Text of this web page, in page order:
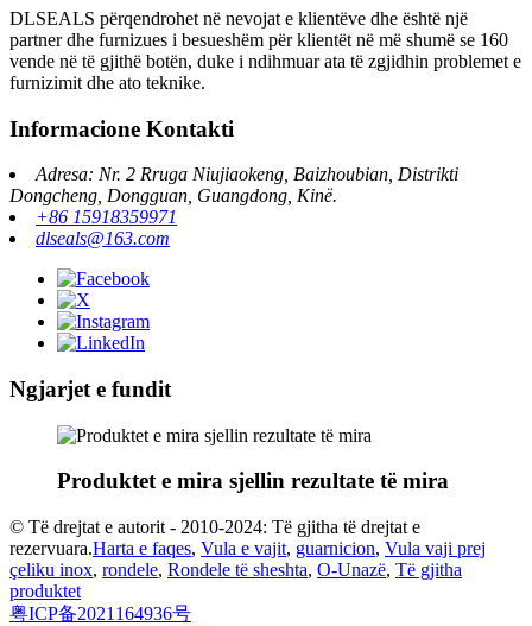
DLSEALS përqendrohet në nevojat e klientëve dhe është një
partner dhe furnizues i besueshëm për klientët në më shumë se 160
vende në të gjithë botën, duke i ndihmuar ata të zgjidhin problemet e
furnizimit dhe ato teknike.
Informacione Kontakti
Adresa: Nr. 2 Rruga Niujiaokeng, Baizhoubian, Distrikti
Dongcheng, Dongguan, Guangdong, Kinë.
+86 15918359971
dlseals@163.com
Ngjarjet e fundit
Produktet e mira sjellin rezultate të mira
© Të drejtat e autorit - 2010-2024: Të gjitha të drejtat e
rezervuara.Harta e faqes, Vula e vajit, guarnicion, Vula vaji prej
çeliku inox, rondele, Rondele të sheshta, O-Unazë, Të gjitha
produktet
粤ICP备2021164936号